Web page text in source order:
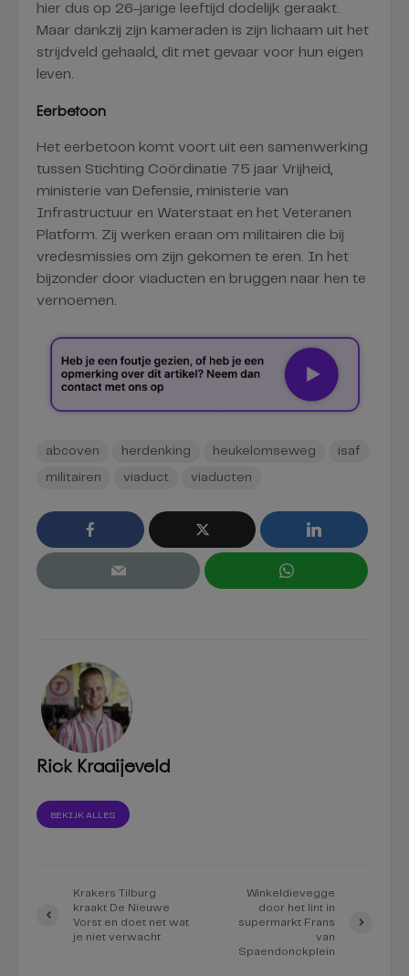
hier dus op 26-jarige leeftijd dodelijk geraakt.
Maar dankzij zijn kameraden is zijn lichaam uit het
strijdveld gehaald, dit met gevaar voor hun eigen
leven.
Eerbetoon
Het eerbetoon komt voort uit een samenwerking
tussen Stichting Coördinatie 75 jaar Vrijheid,
ministerie van Defensie, ministerie van
Infrastructuur en Waterstaat en het Veteranen
Platform. Zij werken eraan om militairen die bij
vredesmissies om zijn gekomen te eren. In het
bijzonder door viaducten en bruggen naar hen te
vernoemen.
abcoven herdenking heukelomseweg isaf
militairen viaduct viaducten
Rick Kraaijeveld
BEKIJK ALLES
Krakers Tilburg
kraakt De Nieuwe
Vorst en doet net wat
je niet verwacht
Winkeldievegge
door het lint in
supermarkt Frans
van
Spaendonckplein